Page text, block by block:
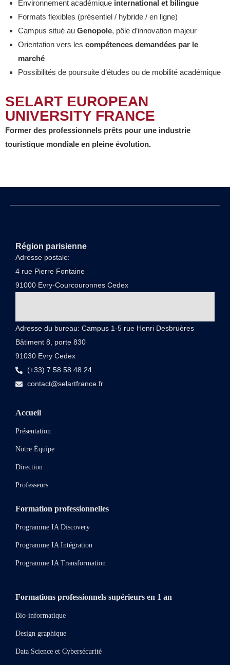
Environnement académique international et bilingue
Formats flexibles (présentiel / hybride / en ligne)
Campus situé au Genopole, pôle d’innovation majeur
Orientation vers les compétences demandées par le
marché
Possibilités de poursuite d’études ou de mobilité académique
SELART EUROPEAN
UNIVERSITY FRANCE
Former des professionnels prêts pour une industrie
touristique mondiale en pleine évolution.
Région parisienne
Adresse postale:
4 rue Pierre Fontaine
91000 Evry-Courcouronnes Cedex
Adresse du bureau: Campus 1-5 rue Henri Desbruères
Bâtiment 8, porte 830
91030 Evry Cedex
(+33) 7 58 58 48 24
contact@selartfrance.fr
Accueil
Présentation
Notre Équipe
Direction
Professeurs
Formation professionnelles
Programme IA Discovery
Programme IA Intégration
Programme IA Transformation
Formations professionnels supérieurs en 1 an
Bio-informatique
Design graphique
Data Science et Cybersécurité